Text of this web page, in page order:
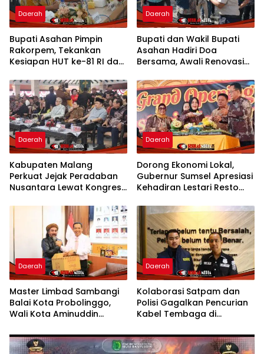
Daerah
Bupati Asahan Pimpin
Rakorpem, Tekankan
Kesiapan HUT ke-81 RI dan
Prioritas 2027
Daerah
Bupati dan Wakil Bupati
Asahan Hadiri Doa
Bersama, Awali Renovasi
Daerah
Kabupaten Malang
Perkuat Jejak Peradaban
Nusantara Lewat Kongres
Daerah
Dorong Ekonomi Lokal,
Gubernur Sumsel Apresiasi
Kehadiran Lestari Resto
Opening 50%
Daerah
Master Limbad Sambangi
Balai Kota Probolinggo,
Wali Kota Aminuddin
Silaturahmi
Daerah
Kolaborasi Satpam dan
Polisi Gagalkan Pencurian
Kabel Tembaga di